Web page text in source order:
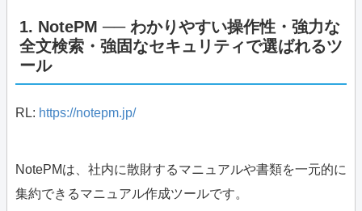
1. NotePM ── わかりやすい操作性・強力な
全文検索・強固なセキュリティで選ばれるツ
ール
RL: https://notepm.jp/
NotePMは、社内に散財するマニュアルや書類を一元的に
集約できるマニュアル作成ツールです。